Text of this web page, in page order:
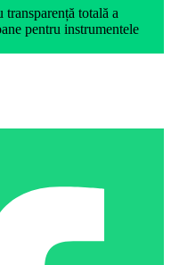
totală a
pentru instrumentele